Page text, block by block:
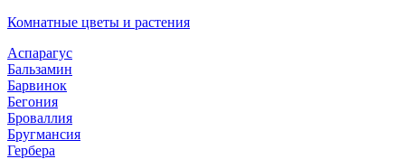
Комнатные цветы и растения
Аспарагус
Бальзамин
Барвинок
Бегония
Броваллия
Бругмансия
Гербера